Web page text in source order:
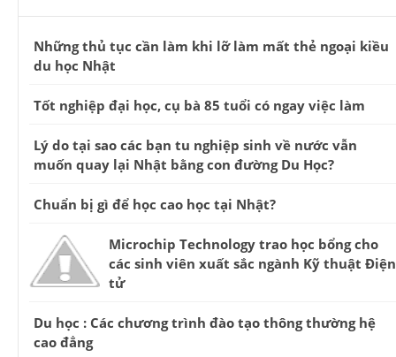
Những thủ tục cần làm khi lỡ làm mất thẻ ngoại kiều
du học Nhật
Tốt nghiệp đại học, cụ bà 85 tuổi có ngay việc làm
Lý do tại sao các bạn tu nghiệp sinh về nước vẫn
muốn quay lại Nhật bằng con đường Du Học?
Chuẩn bị gì để học cao học tại Nhật?
Microchip Technology trao học bổng cho
các sinh viên xuất sắc ngành Kỹ thuật Điện
tử
Du học : Các chương trình đào tạo thông thường hệ
cao đẳng